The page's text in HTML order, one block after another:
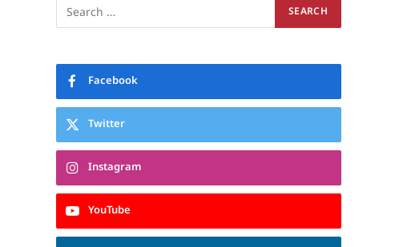
Facebook
Twitter
Instagram
YouTube